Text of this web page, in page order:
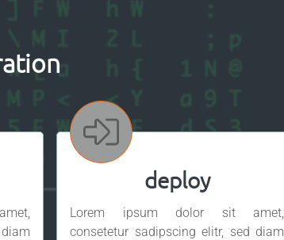
deploy
Lorem ipsum dolor sit amet,
consetetur sadipscing elitr, sed diam